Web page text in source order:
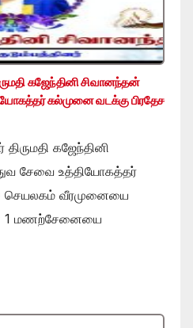
கஜேந்தினி சிவானந்தன்
கல்முனை வடக்கு பிரதேச
கஜேந்தினி
சேவை உத்தியோகத்தர்
செயலகம் வீரமுனையை
1 மணற்சேனையை